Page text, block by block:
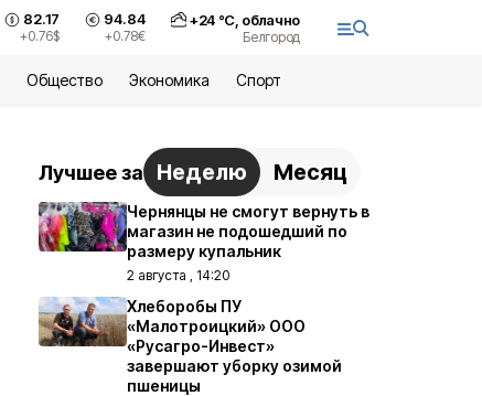
82.17
+0.76$
94.84
+0.78€
+24°С, облачно
Белгород
Общество Экономика Спорт
Лучшее за Неделю Месяц
Чернянцы не смогут вернуть в
магазин не подошедший по
размеру купальник
2 августа , 14:20
Хлеборобы ПУ
«Малотроицкий» ООО
«Русагро-Инвест»
завершают уборку озимой
пшеницы